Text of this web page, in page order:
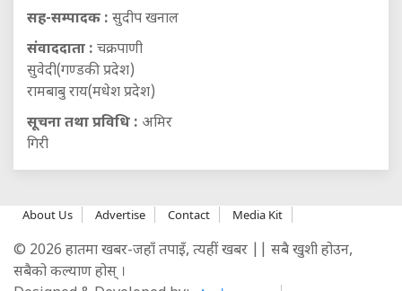
सह-सम्पादक : सुदीप खनाल
संवाददाता : चक्रपाणी
सुवेदी(गण्डकी प्रदेश)
रामबाबु राय(मधेश प्रदेश)
सूचना तथा प्रविधि : अमिर
गिरी
About Us Advertise Contact Media Kit
© 2026 हातमा खबर-जहाँ तपाइँ, त्यहीं खबर || सबै खुशी होउन,
सबैको कल्याण होस् ।